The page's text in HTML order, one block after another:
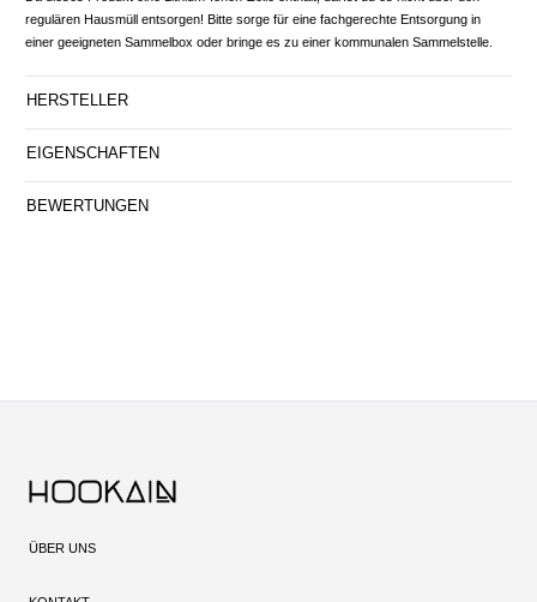
regulären Hausmüll entsorgen! Bitte sorge für eine fachgerechte Entsorgung in
einer geeigneten Sammelbox oder bringe es zu einer kommunalen Sammelstelle.
HERSTELLER
EIGENSCHAFTEN
BEWERTUNGEN
ÜBER UNS